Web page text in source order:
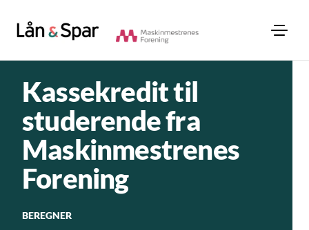
BEREGNER
Kassekredit til
studerende fra
Maskinmestrenes
Forening